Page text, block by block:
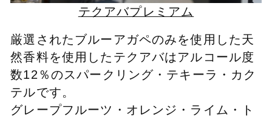
テクアバプレミアム
厳選されたブルーアガペのみを使用した天
然香料を使用したテクアバはアルコール度
数12％のスパークリング・テキーラ・カク
テルです。
グレープフルーツ・オレンジ・ライム・ト